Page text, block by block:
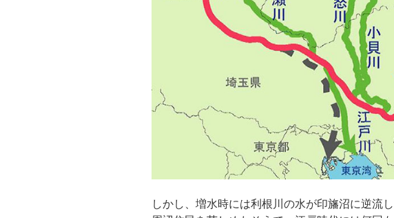
しかし、増水時には利根川の水が印旛沼に逆流